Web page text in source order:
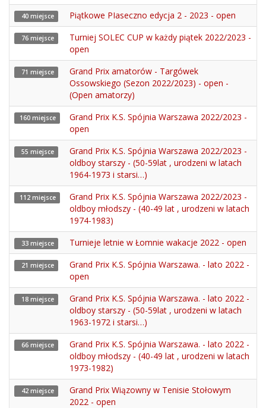
40 miejsce Piątkowe PIaseczno edycja 2 - 2023 - open
76 miejsce
Turniej SOLEC CUP w każdy piątek 2022/2023 -
open
71 miejsce
Grand Prix amatorów - Targówek
Ossowskiego (Sezon 2022/2023) - open -
(Open amatorzy)
160 miejsce
Grand Prix K.S. Spójnia Warszawa 2022/2023 -
open
55 miejsce
Grand Prix K.S. Spójnia Warszawa 2022/2023 -
oldboy starszy - (50-59lat , urodzeni w latach
1964-1973 i starsi…)
112 miejsce
Grand Prix K.S. Spójnia Warszawa 2022/2023 -
oldboy młodszy - (40-49 lat , urodzeni w latach
1974-1983)
33 miejsce Turnieje letnie w Łomnie wakacje 2022 - open
21 miejsce
Grand Prix K.S. Spójnia Warszawa. - lato 2022 -
open
18 miejsce
Grand Prix K.S. Spójnia Warszawa. - lato 2022 -
oldboy starszy - (50-59lat , urodzeni w latach
1963-1972 i starsi…)
66 miejsce
Grand Prix K.S. Spójnia Warszawa. - lato 2022 -
oldboy młodszy - (40-49 lat , urodzeni w latach
1973-1982)
42 miejsce
Grand Prix Wiązowny w Tenisie Stołowym
2022 - open